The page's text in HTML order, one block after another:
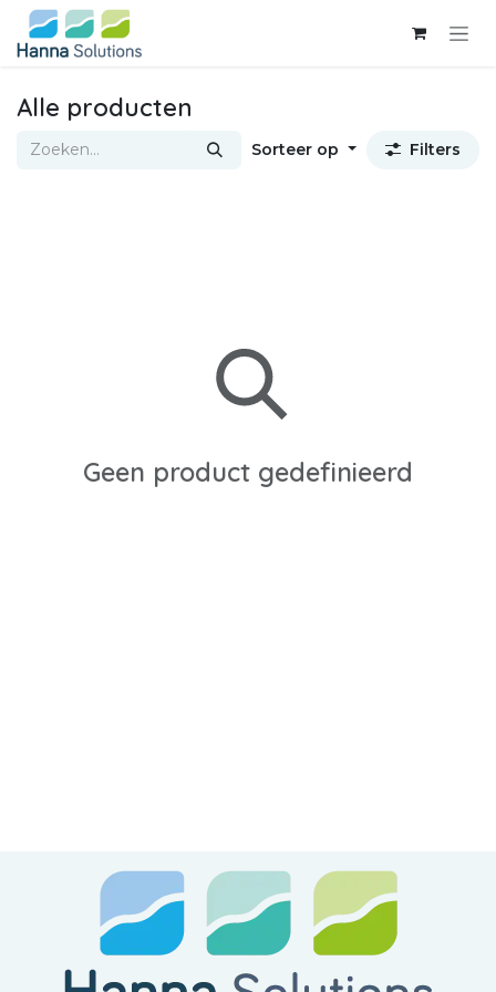
Overslaan naar inhoud
Alle producten
Sorteer op Filters
Geen product gedefinieerd